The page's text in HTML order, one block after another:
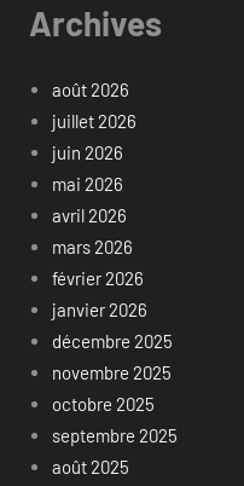
Archives
août 2026
juillet 2026
juin 2026
mai 2026
avril 2026
mars 2026
février 2026
janvier 2026
décembre 2025
novembre 2025
octobre 2025
septembre 2025
août 2025